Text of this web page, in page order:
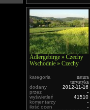
Adlergebirge » Czechy
Wschodnie » Czechy
kategoria
natura
turystyka
dodany
2012-11-16
przez
-
wyświetleń
41510
komentarzy
-
ilość ocen
-